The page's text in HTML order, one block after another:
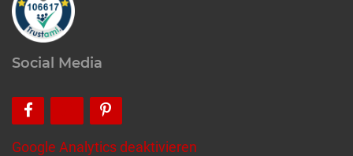
Social Media
Google Analytics deaktivieren